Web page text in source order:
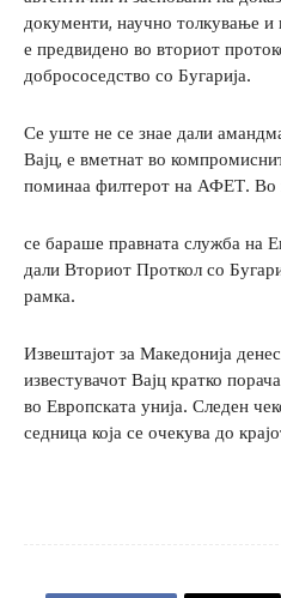
документи, научно толкување и
е предвидено во вториот
добрососедство со Бугарија.
Се уште не се знае дали
Вајц, е вметнат во
поминаа филтерот на АФЕТ. Во
се бараше правната служба на
дали Вториот Проткол со
рамка.
Извештајот за Македонија
известувачот Вајц кратко
во Европската унија. Следен
седница која се очекува до